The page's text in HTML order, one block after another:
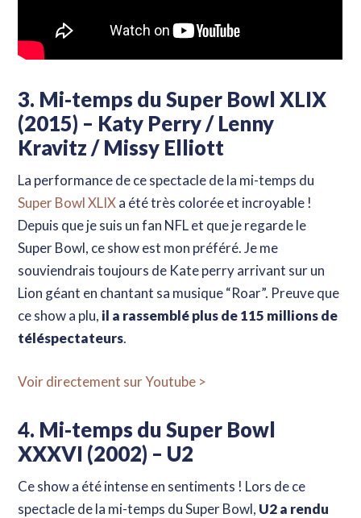
3. Mi-temps du Super Bowl XLIX
(2015) – Katy Perry / Lenny
Kravitz / Missy Elliott
La performance de ce spectacle de la mi-temps du
Super Bowl XLIXa été très colorée et incroyable !
Depuis que je suis un fan NFL et que je regarde le
Super Bowl, ce show est mon préféré. Je me
souviendrais toujours de Kate perry arrivant sur un
Lion géant en chantant sa musique “Roar”. Preuve que
ce show a plu, il a rassemblé plus de 115 millions de
téléspectateurs.
Voir directement sur Youtube >
4. Mi-temps du Super Bowl
XXXVI (2002) – U2
Ce show a été intense en sentiments ! Lors de ce
spectacle de la mi-temps du Super Bowl, U2 a rendu
Hey ! Tu t'intéresses aux
règles du football américain